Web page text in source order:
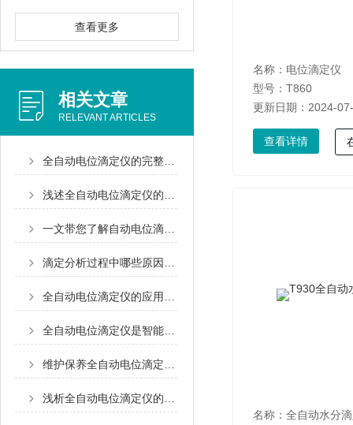
查看更多
相关文章
RELEVANT ARTICLES
名称： 电位滴定仪
型号：T860
更新日期：2024-
查看详情
名称： 全自动水分